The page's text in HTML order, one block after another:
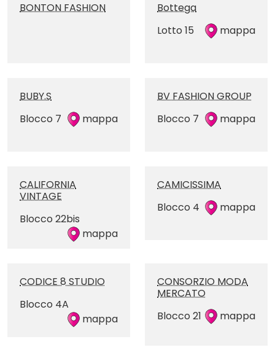
BONTON FASHION
Bottega
Lotto 15
mappa
BUBY.S
Blocco 7
mappa
BV FASHION GROUP
Blocco 7
mappa
CALIFORNIA
VINTAGE
Blocco 22bis
mappa
CAMICISSIMA
Blocco 4
mappa
CODICE 8 STUDIO
Blocco 4A
mappa
CONSORZIO MODA
MERCATO
Blocco 21
mappa